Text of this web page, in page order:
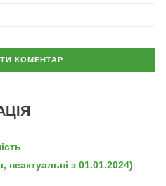
неактуальні з 01.01.2024)